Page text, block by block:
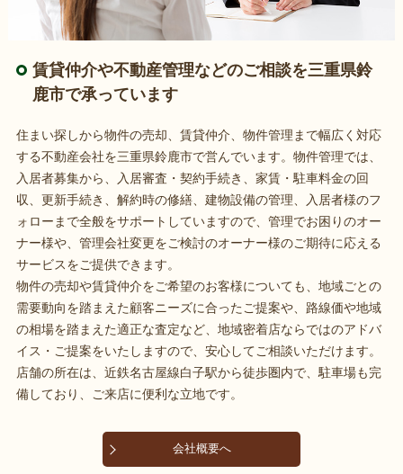
賃貸仲介や不動産管理などのご相談を三重県鈴
鹿市で承っています
住まい探しから物件の売却、賃貸仲介、物件管理まで幅広く対応
する不動産会社を三重県鈴鹿市で営んでいます。物件管理では、
入居者募集から、入居審査・契約手続き、家賃・駐車料金の回
収、更新手続き、解約時の修繕、建物設備の管理、入居者様のフ
ォローまで全般をサポートしていますので、管理でお困りのオー
ナー様や、管理会社変更をご検討のオーナー様のご期待に応える
サービスをご提供できます。
物件の売却や賃貸仲介をご希望のお客様についても、地域ごとの
需要動向を踏まえた顧客ニーズに合ったご提案や、路線価や地域
の相場を踏まえた適正な査定など、地域密着店ならではのアドバ
イス・ご提案をいたしますので、安心してご相談いただけます。
店舗の所在は、近鉄名古屋線白子駅から徒歩圏内で、駐車場も完
備しており、ご来店に便利な立地です。
会社概要へ